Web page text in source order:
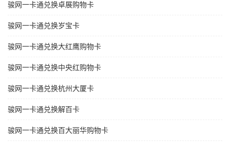
骏网一卡通兑换卓展购物卡
骏网一卡通兑换岁宝卡
骏网一卡通兑换大红鹰购物卡
骏网一卡通兑换中央红购物卡
骏网一卡通兑换杭州大厦卡
骏网一卡通兑换解百卡
骏网一卡通兑换百大丽华购物卡